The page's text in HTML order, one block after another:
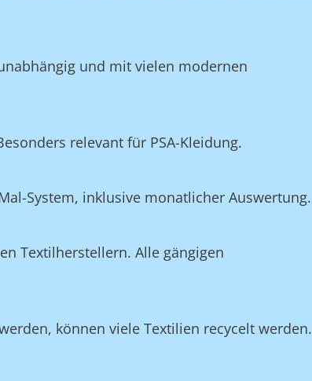
und mit vielen modernen
relevant für PSA-Kleidung.
System, inklusive monatlicher Auswertung.
Textilherstellern. Alle gängigen
können viele Textilien recycelt werden.